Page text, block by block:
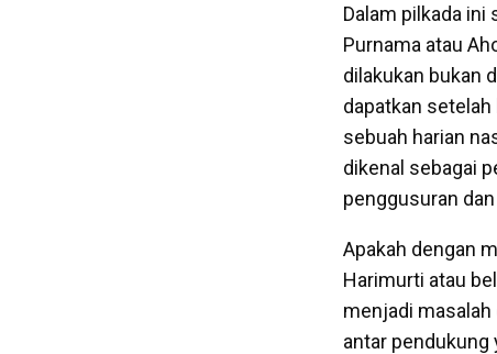
Dalam pilkada ini
Purnama atau
dilakukan bukan
dapatkan
sebuah harian
dikenal sebagai
penggusuran
Apakah dengan
Harimurti atau
menjadi masalah
antar pendukung